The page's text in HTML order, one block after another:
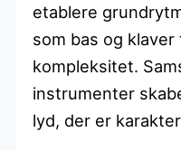
etablere
som bas og
kompleksitet.
instrumenter
lyd, der er